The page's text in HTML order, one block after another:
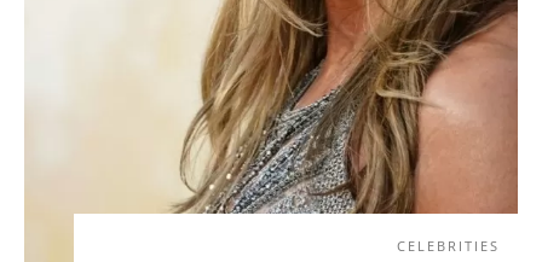
CELEBRITIES